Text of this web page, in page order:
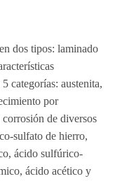
dos tipos: laminado
categorías: austenita,
por
de diversos
sulfato de hierro,
ácido sulfúrico-
ácido acético y